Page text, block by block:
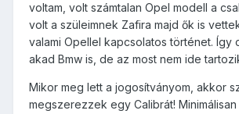
voltam, volt számtalan Opel modell a
volt a szüleimnek Zafira majd ők is
valami Opellel kapcsolatos történet.
akad Bmw is, de az most nem ide
Mikor meg lett a jogosítványom, akkor
megszerezzek egy Calibrát!